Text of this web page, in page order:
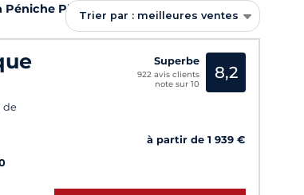
Péniche PlagnyTrier par : meilleures ventes
de
Superbe
922 avis clients
note sur 10
8,2
à partir de 1 939 €